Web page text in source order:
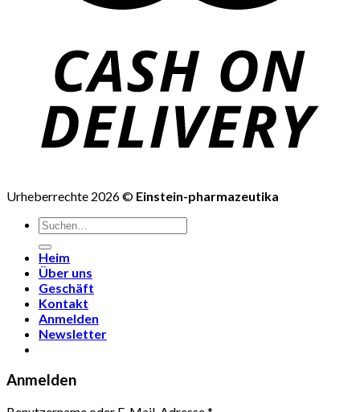
Urheberrechte 2026 © Einstein-pharmazeutika
Suchen
nach:
Heim
Über uns
Geschäft
Kontakt
Anmelden
Newsletter
Anmelden